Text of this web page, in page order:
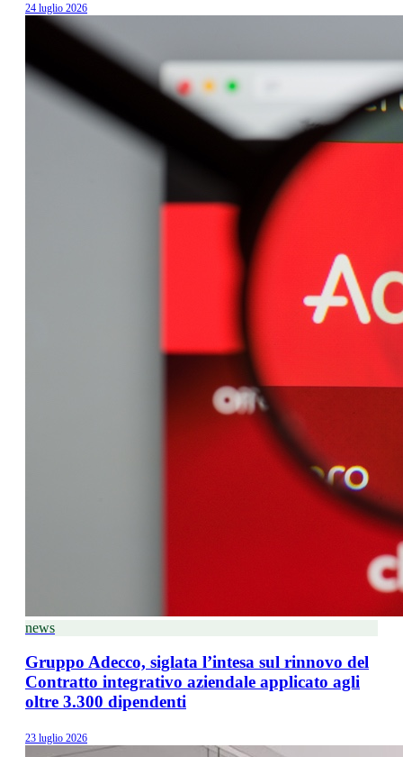
24 luglio 2026
news
Gruppo Adecco, siglata l’intesa sul rinnovo del
Contratto integrativo aziendale applicato agli
oltre 3.300 dipendenti
23 luglio 2026